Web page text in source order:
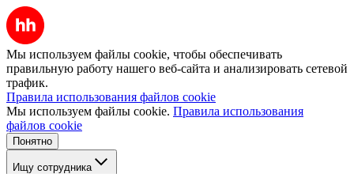
Мы используем файлы cookie, чтобы обеспечивать
правильную работу нашего веб-сайта и анализировать сетевой
трафик.
Правила использования файлов cookie
Мы используем файлы cookie. Правила использования
файлов cookie
Понятно
Ищу сотрудника